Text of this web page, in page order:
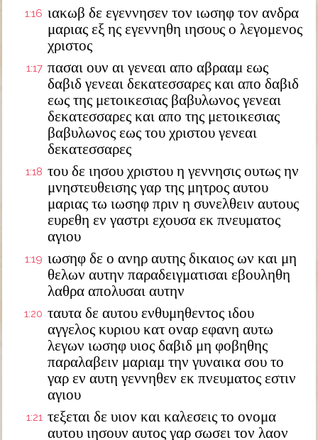
1:16 ιακωβ δε εγεννησεν τον ιωσηφ τον ανδρα
μαριας εξ ης εγεννηθη ιησους ο λεγομενος
χριστος
1:17 πασαι ουν αι γενεαι απο αβρααμ εως
δαβιδ γενεαι δεκατεσσαρες και απο δαβιδ
εως της μετοικεσιας βαβυλωνος γενεαι
δεκατεσσαρες και απο της μετοικεσιας
βαβυλωνος εως του χριστου γενεαι
δεκατεσσαρες
1:18 του δε ιησου χριστου η γεννησις ουτως ην
μνηστευθεισης γαρ της μητρος αυτου
μαριας τω ιωσηφ πριν η συνελθειν αυτους
ευρεθη εν γαστρι εχουσα εκ πνευματος
αγιου
1:19 ιωσηφ δε ο ανηρ αυτης δικαιος ων και μη
θελων αυτην παραδειγματισαι εβουληθη
λαθρα απολυσαι αυτην
1:20 ταυτα δε αυτου ενθυμηθεντος ιδου
αγγελος κυριου κατ οναρ εφανη αυτω
λεγων ιωσηφ υιος δαβιδ μη φοβηθης
παραλαβειν μαριαμ την γυναικα σου το
γαρ εν αυτη γεννηθεν εκ πνευματος εστιν
αγιου
1:21 τεξεται δε υιον και καλεσεις το ονομα
αυτου ιησουν αυτος γαρ σωσει τον λαον